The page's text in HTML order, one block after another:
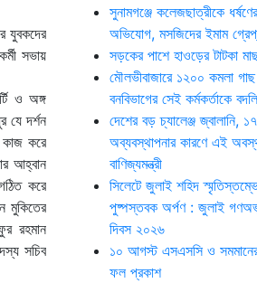
যুবকদের
সভায়
ও অঙ্গ
যে দর্শন
কাজ করে
আহ্বান
করে
মুকিতের
রহমান
সচিব
সুনামগঞ্জে কলেজছাত্রীকে ধর্ষণের
অভিযোগ, মসজিদের ইমাম
সড়কের পাশে হাওড়ের টাটকা
মৌলভীবাজারে ১২০০ কমলা গাছ
বনবিভাগের সেই কর্মকর্তাকে বদলি
দেশের বড় চ্যালেঞ্জ জ্বালানি,
অব্যবস্থাপনার কারণে এই
বাণিজ্যমন্ত্রী
সিলেটে জুলাই শহিদ
পুষ্পস্তবক অর্পণ : জুলাই
দিবস ২০২৬
১০ আগস্ট এসএসসি ও সমমানের
ফল প্রকাশ